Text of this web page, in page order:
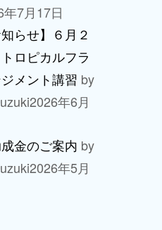
7月17日
知らせ】６月２
ロピカルフラ
メント講習 by
2026年6月
金のご案内 by
2026年5月